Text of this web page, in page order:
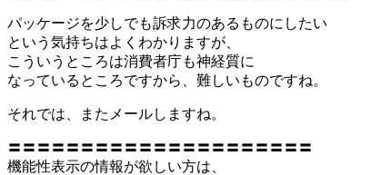
パッケージを少しでも訴求力のあるものにしたい
という気持ちはよくわかりますが、
こういうところは消費者庁も神経質に
なっているところですから、難しいものですね。
それでは、またメールしますね。
〓〓〓〓〓〓〓〓〓〓〓〓〓〓〓〓〓〓〓〓〓
機能性表示の情報が欲しい方は、